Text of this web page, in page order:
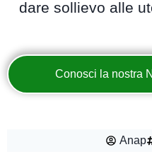
dare sollievo alle
Conosci la nostra
Anap